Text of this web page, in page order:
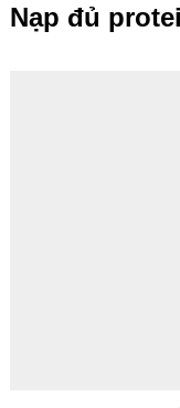
Nạp đủ